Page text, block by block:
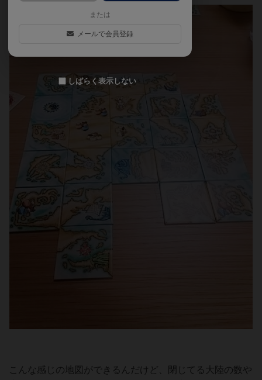
こんな感じの地図ができるんだけど、閉じてる大陸の数や
または
メールで会員登録
しばらく表示しない